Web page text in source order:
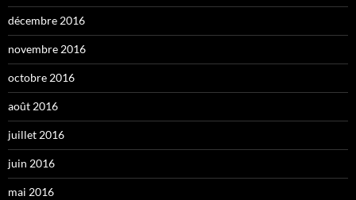
décembre 2016
novembre 2016
octobre 2016
août 2016
juillet 2016
juin 2016
mai 2016